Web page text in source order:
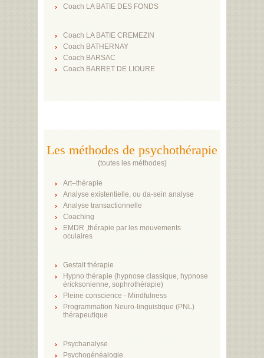
Coach LA BATIE DES FONDS
Coach LA BATIE CREMEZIN
Coach BATHERNAY
Coach BARSAC
Coach BARRET DE LIOURE
Les méthodes de psychothérapie
(toutes les méthodes)
Art–thérapie
Analyse existentielle, ou da-sein analyse
Analyse transactionnelle
Coaching
EMDR ,thérapie par les mouvements
oculaires
Gestalt thérapie
Hypno thérapie (hypnose classique, hypnose
éricksonienne, sophrothérapie)
Pleine conscience - Mindfulness
Programmation Neuro-linguistique (PNL)
thérapeutique
Psychanalyse
Psychogénéalogie